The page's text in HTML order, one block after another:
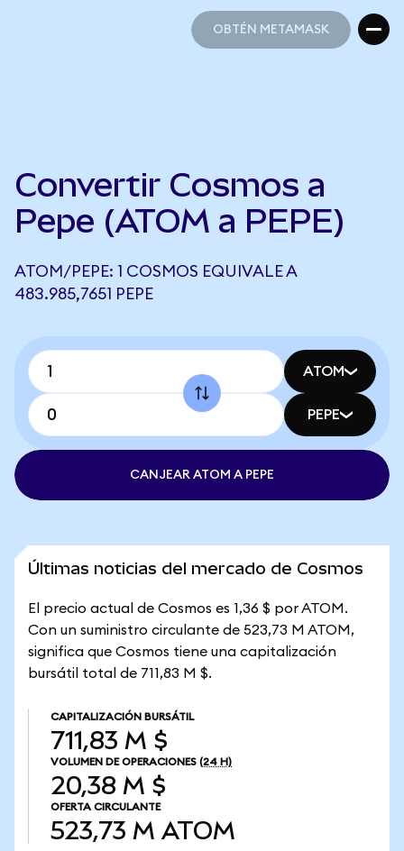
OBTÉN METAMASK
Convertir Cosmos a
Pepe (ATOM a PEPE)
ATOM/PEPE: 1 COSMOS EQUIVALE A
483.985,7651 PEPE
ATOM
PEPE
CANJEAR ATOM A PEPE
Últimas noticias del mercado de Cosmos
El precio actual de Cosmos es 1,36 $ por ATOM.
Con un suministro circulante de 523,73 M ATOM,
significa que Cosmos tiene una capitalización
bursátil total de 711,83 M $.
CAPITALIZACIÓN BURSÁTIL
711,83 M $
VOLUMEN DE OPERACIONES (24 H)
20,38 M $
OFERTA CIRCULANTE
523,73 M ATOM